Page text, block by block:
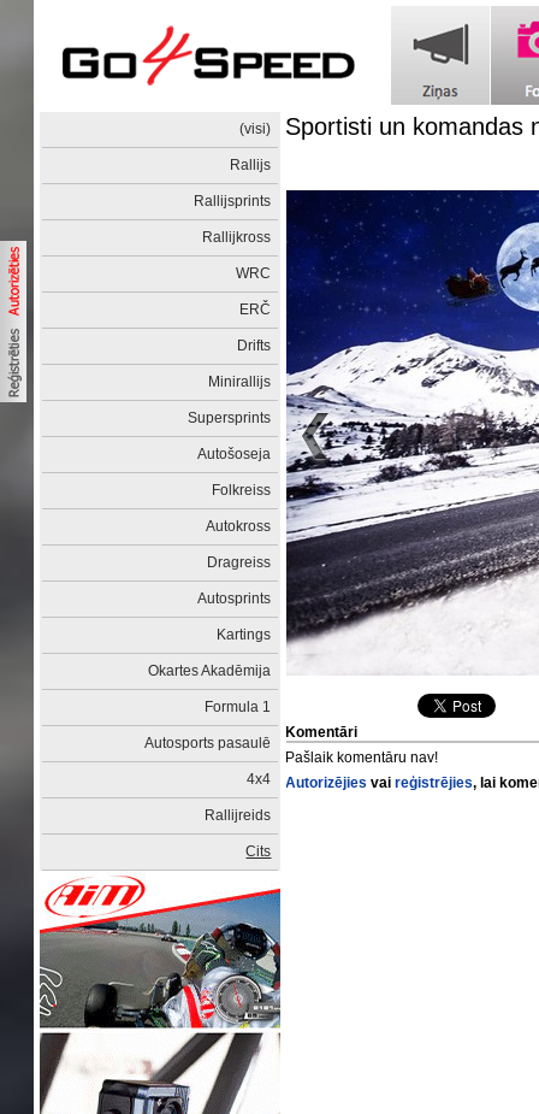
(visi)
Rallijs
Rallijsprints
Rallijkross
WRC
ERČ
Drifts
Minirallijs
Supersprints
Autošoseja
Folkreiss
Autokross
Dragreiss
Autosprints
Kartings
Okartes Akadēmija
Formula 1
Autosports pasaulē
4x4
Rallijreids
Cits
Sportisti un komandas
Komentāri
Pašlaik komentāru nav!
Autorizējies vaireģistrējies, lai